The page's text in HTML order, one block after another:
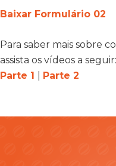
Baixar Formulário 02
Para saber mais sobre
assista os vídeos a seguir:
Parte 1
Parte 2